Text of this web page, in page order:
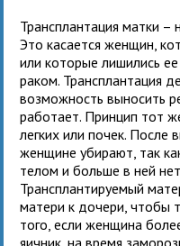
Трансплантация матки –
Это касается женщин,
или которые лишились
раком. Трансплантация
возможность выносить
работает. Принцип тот
легких или почек. После
женщине убирают, так
телом и больше в ней
Трансплантируемый
матери к дочери, чтобы
того, если женщина
яичник, на время